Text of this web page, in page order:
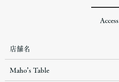
Access
店舗名
Maho’s Table